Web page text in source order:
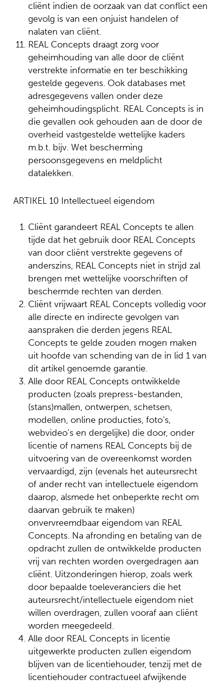
cliënt indien de oorzaak van dat conflict een
gevolg is van een onjuist handelen of
nalaten van cliënt.
REAL Concepts draagt zorg voor
geheimhouding van alle door de cliënt
verstrekte informatie en ter beschikking
gestelde gegevens. Ook databases met
adresgegevens vallen onder deze
geheimhoudingsplicht. REAL Concepts is in
die gevallen ook gehouden aan de door de
overheid vastgestelde wettelijke kaders
m.b.t. bijv. Wet bescherming
persoonsgegevens en meldplicht
datalekken.
ARTIKEL 10 Intellectueel eigendom
Cliënt garandeert REAL Concepts te allen
tijde dat het gebruik door REAL Concepts
van door cliënt verstrekte gegevens of
anderszins, REAL Concepts niet in strijd zal
brengen met wettelijke voorschriften of
beschermde rechten van derden.
Cliënt vrijwaart REAL Concepts volledig voor
alle directe en indirecte gevolgen van
aanspraken die derden jegens REAL
Concepts te gelde zouden mogen maken
uit hoofde van schending van de in lid 1 van
dit artikel genoemde garantie.
Alle door REAL Concepts ontwikkelde
producten (zoals prepress-bestanden,
(stans)mallen, ontwerpen, schetsen,
modellen, online producties, foto’s,
webvideo’s en dergelijke) die door, onder
licentie of namens REAL Concepts bij de
uitvoering van de overeenkomst worden
vervaardigd, zijn (evenals het auteursrecht
of ander recht van intellectuele eigendom
daarop, alsmede het onbeperkte recht om
daarvan gebruik te maken)
onvervreemdbaar eigendom van REAL
Concepts. Na afronding en betaling van de
opdracht zullen de ontwikkelde producten
vrij van rechten worden overgedragen aan
cliënt. Uitzonderingen hierop, zoals werk
door bepaalde toeleveranciers die het
auteursrecht/intellectuele eigendom niet
willen overdragen, zullen vooraf aan cliënt
worden meegedeeld.
Alle door REAL Concepts in licentie
uitgewerkte producten zullen eigendom
blijven van de licentiehouder, tenzij met de
licentiehouder contractueel afwijkende